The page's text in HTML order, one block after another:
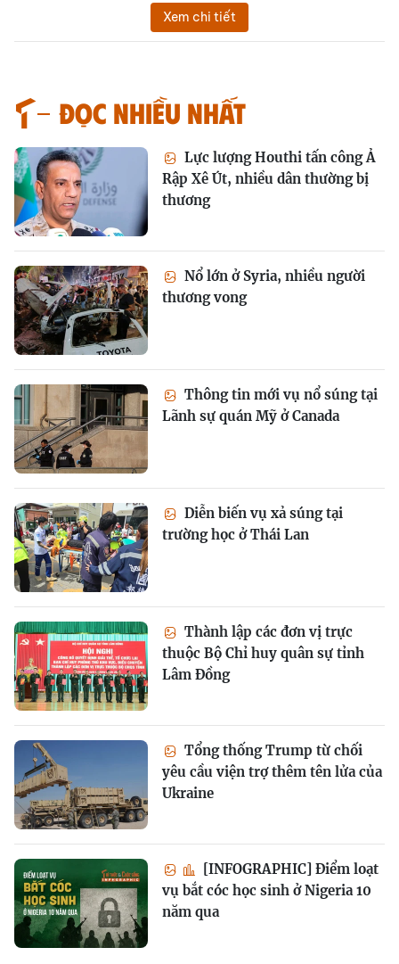
Xem chi tiết
Đọc nhiều nhất
Lực lượng Houthi tấn công Ả
Rập Xê Út, nhiều dân thường bị
thương
Nổ lớn ở Syria, nhiều người
thương vong
Thông tin mới vụ nổ súng tại
Lãnh sự quán Mỹ ở Canada
Diễn biến vụ xả súng tại
trường học ở Thái Lan
Thành lập các đơn vị trực
thuộc Bộ Chỉ huy quân sự tỉnh
Lâm Đồng
Tổng thống Trump từ chối
yêu cầu viện trợ thêm tên lửa của
Ukraine
[INFOGRAPHIC] Điểm loạt
vụ bắt cóc học sinh ở Nigeria 10
năm qua